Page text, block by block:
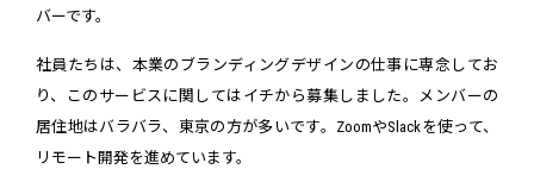
バーです。
社員たちは、本業のブランディングデザインの仕事に専念してお
り、このサービスに関してはイチから募集しました。メンバーの
居住地はバラバラ、東京の方が多いです。ZoomやSlackを使って、
リモート開発を進めています。